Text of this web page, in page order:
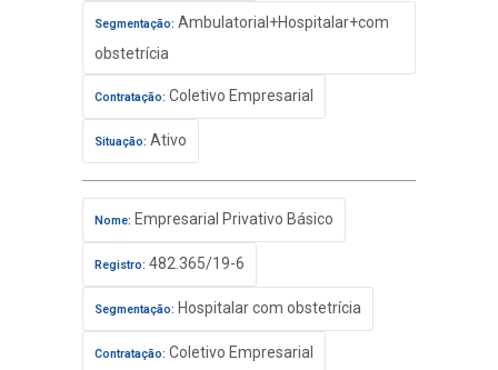
Segmentação: Ambulatorial+Hospitalar+com
obstetrícia
Contratação: Coletivo Empresarial
Situação: Ativo
Nome: Empresarial Privativo Básico
Registro: 482.365/19-6
Segmentação: Hospitalar com obstetrícia
Contratação: Coletivo Empresarial